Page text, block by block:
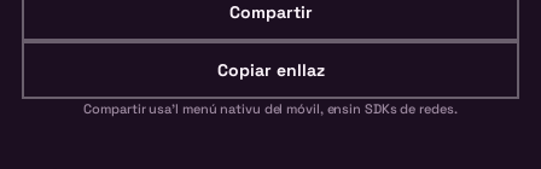
Compartir
Copiar enllaz
Compartir usa'l menú nativu del móvil, ensin SDKs de redes.